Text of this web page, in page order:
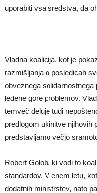
uporabiti vsa sredstva, da
Vladna koalicija, kot je
razmišljanja o posledicah
obveznega solidarnostnega
ledene gore problemov.
temveč deluje tudi
predlogom ukinitve njihovih
predstavljamo večjo
Robert Golob, ki vodi to
standardov. V enem letu,
dodatnih ministrstev, nato